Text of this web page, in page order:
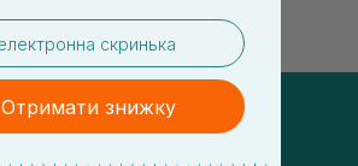
Отримати знижку